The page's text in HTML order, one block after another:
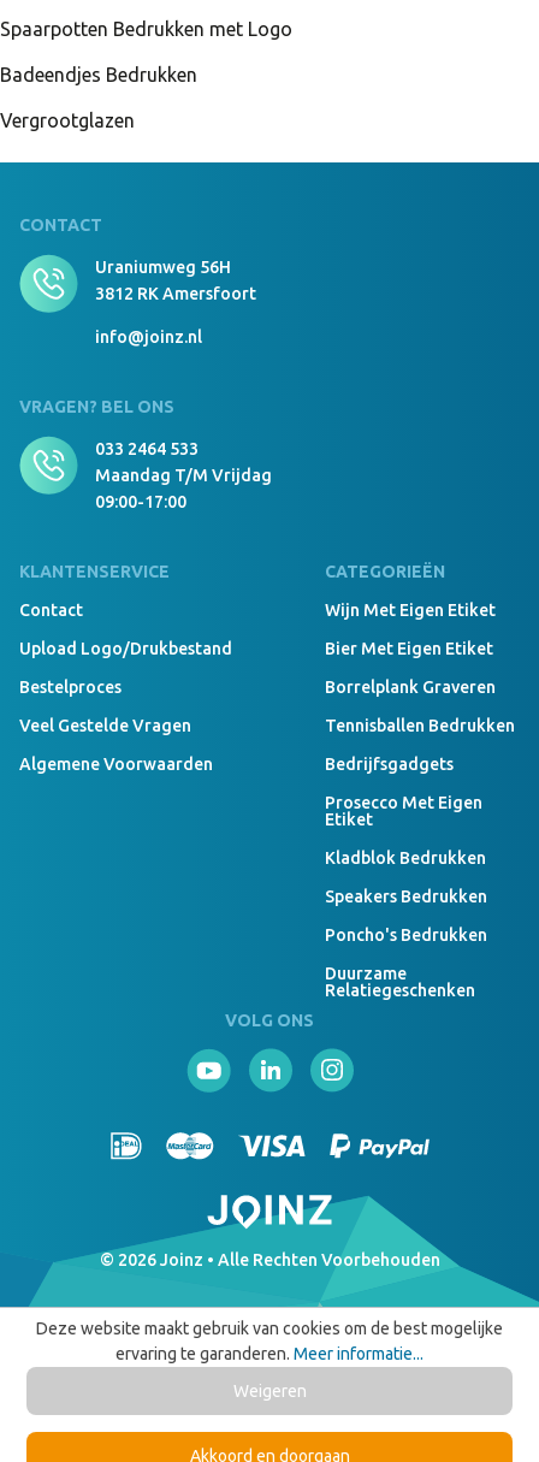
Spaarpotten Bedrukken met Logo
Badeendjes Bedrukken
Vergrootglazen
CONTACT
Uraniumweg 56H
3812 RK Amersfoort
info@joinz.nl
VRAGEN? BEL ONS
033 2464 533
Maandag T/m Vrijdag
09:00-17:00
KLANTENSERVICE
Contact
Upload Logo/drukbestand
Bestelproces
Veel Gestelde Vragen
Algemene Voorwaarden
CATEGORIEËN
Wijn Met Eigen Etiket
Bier Met Eigen Etiket
Borrelplank Graveren
Tennisballen Bedrukken
Bedrijfsgadgets
Prosecco Met Eigen
Etiket
Kladblok Bedrukken
Speakers Bedrukken
Poncho's Bedrukken
Duurzame
Relatiegeschenken
VOLG ONS
© 2026 Joinz • Alle Rechten Voorbehouden
Deze website maakt gebruik van cookies om de best mogelijke
ervaring te garanderen. Meer informatie...
Weigeren
Akkoord en doorgaan